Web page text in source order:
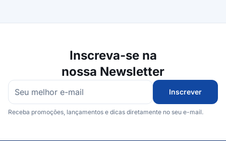
Inscreva-se na
nossa Newsletter
Inscrever
Receba promoções, lançamentos e dicas diretamente no seu e-mail.